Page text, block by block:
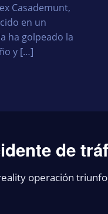
Casademunt,
en un
ha golpeado la
y […]
de
operación